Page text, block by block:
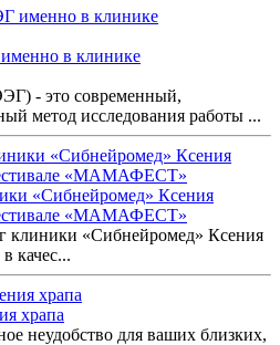
в клинике
- это современный,
метод исследования работы ...
«Сибнейромед» Ксения
«МАМАФЕСТ»
клиники «Сибнейромед» Ксения
качес...
храпа
неудобство для ваших близких,